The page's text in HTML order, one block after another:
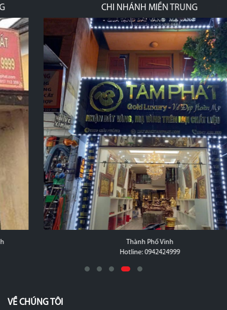
CHI NHÁNH MIỀN TRUNG
Thành Phố Vinh
Hotline: 0942424999
VỀ CHÚNG TÔI